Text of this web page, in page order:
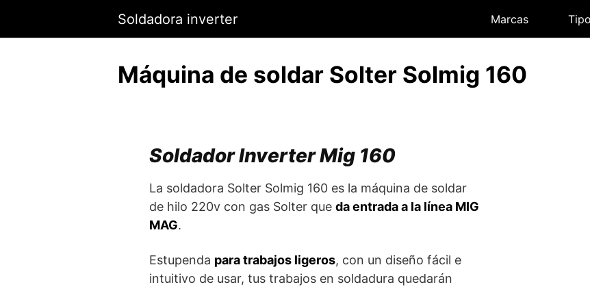
contenido
Soldadora inverter Marcas
Máquina de soldar Solter Solmig 160
Soldador Inverter Mig 160
La soldadora Solter Solmig 160 es la máquina de soldar
de hilo 220v con gas Solter queda entrada a la línea MIG
MAG.
Estupenda para trabajos ligeros, con un diseño fácil e
intuitivo de usar, tus trabajos en soldadura quedarán